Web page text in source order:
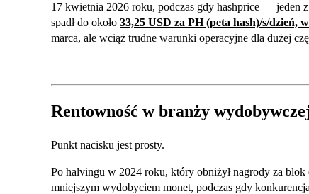
17 kwietnia 2026 roku, podczas gdy hashprice —
spadł do około 33,25 USD za PH (peta hash)/s/dzień,
marca, ale wciąż trudne warunki operacyjne dla dużej
Rentowność w branży
Punkt nacisku jest prosty.
Po halvingu w 2024 roku, który obniżył nagrody za
mniejszym wydobyciem monet, podczas gdy